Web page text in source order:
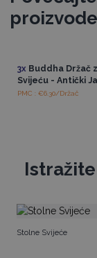
proizvode
3x Buddha Držač
Svijeću - Antički
PMC : €6.30/Držač
Stolne Svijeće